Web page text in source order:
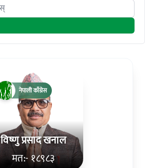
विष्णु प्रसाद खनाल
मत:- १८९८३
नेपाली काँग्रेस